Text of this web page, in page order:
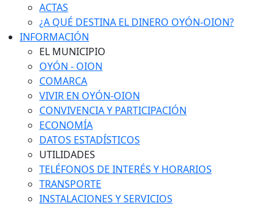
ACTAS
¿A QUÉ DESTINA EL DINERO OYÓN-OION?
INFORMACIÓN
EL MUNICIPIO
OYÓN - OION
COMARCA
VIVIR EN OYÓN-OION
CONVIVENCIA Y PARTICIPACIÓN
ECONOMÍA
DATOS ESTADÍSTICOS
UTILIDADES
TELÉFONOS DE INTERÉS Y HORARIOS
TRANSPORTE
INSTALACIONES Y SERVICIOS